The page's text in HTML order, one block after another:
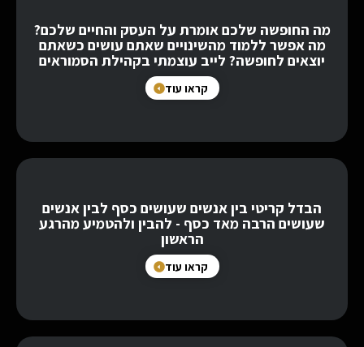
מה החופשה שלכם אומרת על העסק והחיים שלכם?
מה אפשר ללמוד מהשינויים שאתם עושים כשאתם
יוצאים לחופשה? לייב עוצמתי בקהילת הסמוראים
קראו עוד
הבדל קריטי בין אנשים שעושים כסף לבין אנשים
שעושים הרבה מאד כסף - להבין ולהטמיע מהרגע
הראשון
קראו עוד